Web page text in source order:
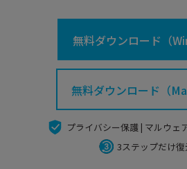
消えたデータ/ 誤削除したデータ
スマホで始
すべての機能を確認
詳しくは
Recoveritをよりよく活用
search
スマホで始めよ
無料ダウンロード（
無料ダウンロード（
プライバシー保護 | マルウェ
3ステップだけ